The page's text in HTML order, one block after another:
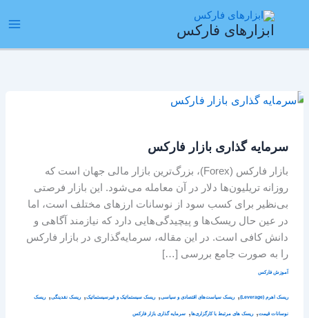
ابزارهای فارکس
سرمایه گذاری بازار فارکس
بازار فارکس (Forex)، بزرگ‌ترین بازار مالی جهان است که
روزانه تریلیون‌ها دلار در آن معامله می‌شود. این بازار فرصتی
بی‌نظیر برای کسب سود از نوسانات ارزهای مختلف است، اما
در عین حال ریسک‌ها و پیچیدگی‌هایی دارد که نیازمند آگاهی و
دانش کافی است. در این مقاله، سرمایه‌گذاری در بازار فارکس
را به صورت جامع بررسی […]
آموزش فارکس
ریسک اهرم (Leverage) ,ریسک سیاست‌های اقتصادی و سیاسی,ریسک سیستماتیک و غیرسیستماتیک,ریسک نقدینگی,ریسک
نوسانات قیمت,ریسک های مرتبط با کارگزاری‌ها, سرمایه گذاری بازار فارکس
سرمایه
فارکس